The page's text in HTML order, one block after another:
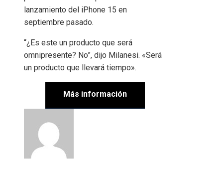
lanzamiento del iPhone 15 en
septiembre pasado.
“¿Es este un producto que será
omnipresente? No”, dijo Milanesi. «Será
un producto que llevará tiempo».
Más información